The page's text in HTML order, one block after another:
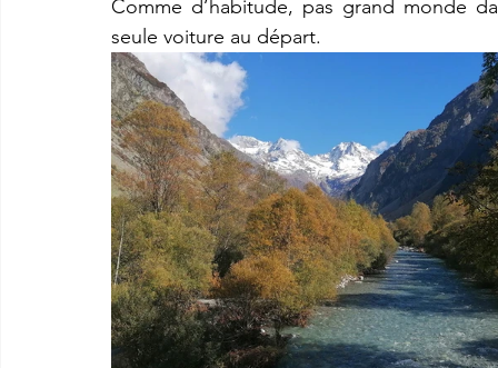
Comme d’habitude, pas grand monde
seule voiture au départ.